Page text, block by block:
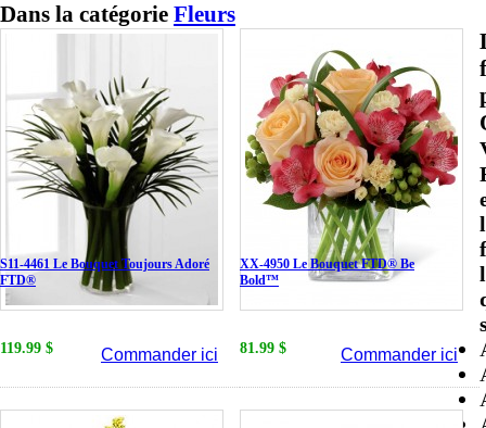
Dans la catégorie Fleurs
S11-4461 Le Bouquet Toujours Adoré
FTD®
119.99 $ Commander ici
XX-4950 Le Bouquet FTD® Be
Bold™
81.99 $ Commander ici